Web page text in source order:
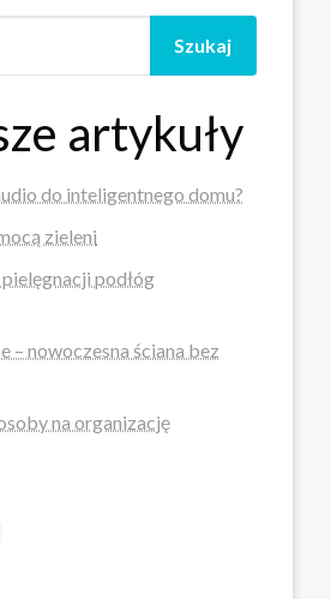
Szukaj
artykuły
do inteligentnego domu?
zieleni
podłóg
– nowoczesna ściana bez
na organizację